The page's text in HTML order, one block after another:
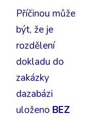
Příčinou může
být, že je
rozdělení
dokladu do
zakázky
dazabázi
uloženo BEZ